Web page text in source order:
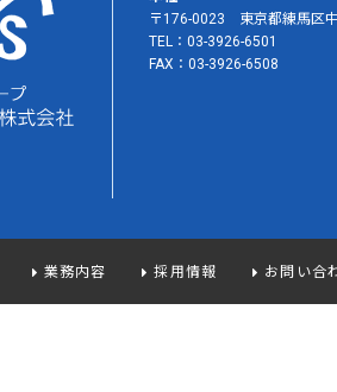
〒176-0023 東京都練馬区
TEL：03-3926-6501
FAX：03-3926-6508
業務内容 採用情報 お問い合